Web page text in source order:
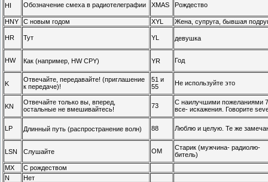
HI Обозначение смеха в радиотелеграфии XMAS Рождество
HNY С новым годом XYL Жена, супруга, бывшая
HR Тут YL девушка
HW Как (например, HW CPY) YR Год
K
Отвечайте, передавайте! (приглашение
к передаче)!
51 и
55
Не используйте это
KN
Отвечайте только вы, вперед,
остальные не вмешивайтесь!
73
С наилучшими пожеланиями
все- искажения. Говорите
LP Длинный путь (распространение волн) 88 Люблю и целую. Те же
LSN Слушайте OM
Старик (мужчина- радиолю-
битель)
MX
С рождеством
N
Нет